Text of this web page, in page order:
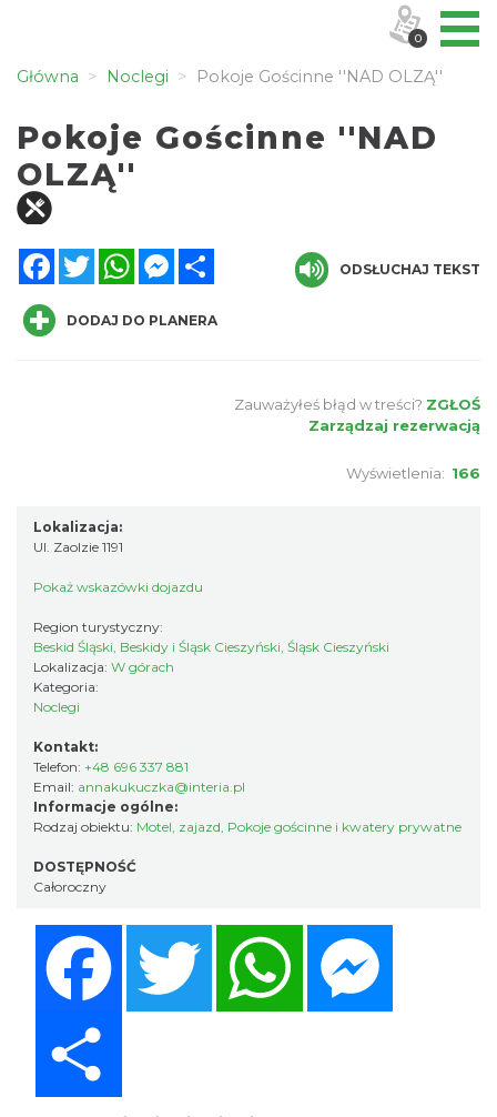
Główna Noclegi Pokoje Gościnne ''NAD OLZĄ''
Pokoje Gościnne ''NAD
OLZĄ''
FacebookTwitterWhatsAppMessenger
ODSŁUCHAJ TEKST
DODAJ DO PLANERA
Zauważyłeś błąd w treści? ZGŁOŚ
Zarządzaj rezerwacją
Wyświetlenia: 166
Lokalizacja:
Ul. Zaolzie 1191
Pokaż wskazówki dojazdu
Region turystyczny:
Beskid Śląski, Beskidy i Śląsk Cieszyński, Śląsk Cieszyński
Lokalizacja: W górach
Kategoria:
Noclegi
Kontakt:
Telefon: +48 696 337 881
Email: annakukuczka@interia.pl
Informacje ogólne:
Rodzaj obiektu: Motel, zajazd, Pokoje gościnne i kwatery prywatne
DOSTĘPNOŚĆ
Całoroczny
Twitter WhatsApp
0